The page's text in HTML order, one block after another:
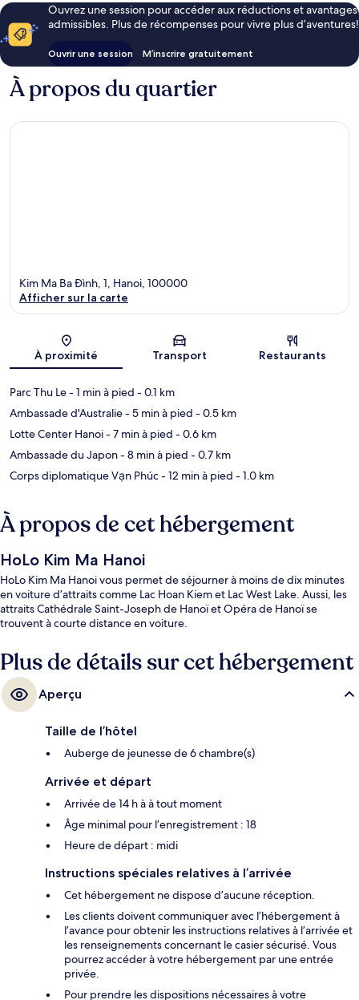
Ouvrez une session pour accéder aux réductions et avantages
admissibles. Plus de récompenses pour vivre plus d’aventures!
Ouvrir une session M’inscrire gratuitement
À propos du quartier
Carte
Kim Ma Ba Ðình, 1, Hanoi, 100000
Afficher sur la carte
À proximité Transport Restaurants
Parc Thu Le- 1 min à pied - 0.1 km
Ambassade d'Australie- 5 min à pied - 0.5 km
Lotte Center Hanoi- 7 min à pied - 0.6 km
Ambassade du Japon- 8 min à pied - 0.7 km
Corps diplomatique Vạn Phúc- 12 min à pied - 1.0 km
À propos de cet hébergement
HoLo Kim Ma Hanoi
HoLo Kim Ma Hanoi vous permet de séjourner à moins de dix minutes
en voiture d’attraits comme Lac Hoan Kiem et Lac West Lake. Aussi, les
attraits Cathédrale Saint-Joseph de Hanoï et Opéra de Hanoï se
trouvent à courte distance en voiture.
Plus de détails sur cet hébergement
Aperçu
Taille de l’hôtel
Auberge de jeunesse de 6 chambre(s)
Arrivée et départ
Arrivée de 14 h à à tout moment
Âge minimal pour l’enregistrement : 18
Heure de départ : midi
Instructions spéciales relatives à l’arrivée
Cet hébergement ne dispose d’aucune réception.
Les clients doivent communiquer avec l’hébergement à
l’avance pour obtenir les instructions relatives à l’arrivée et
les renseignements concernant le casier sécurisé. Vous
pourrez accéder à votre hébergement par une entrée
privée.
Pour prendre les dispositions nécessaires à votre